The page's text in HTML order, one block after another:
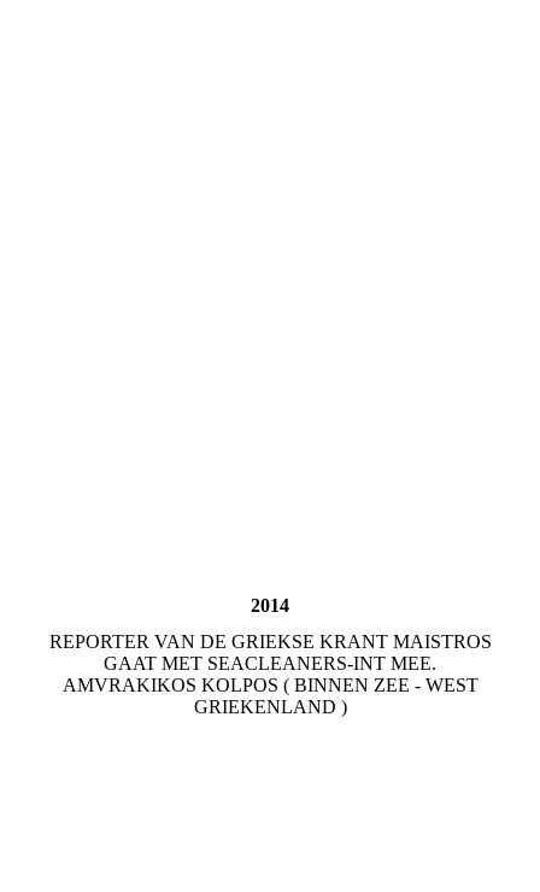
2014
REPORTER VAN DE GRIEKSE KRANT MAISTROS
GAAT MET SEACLEANERS-INT MEE.
AMVRAKIKOS KOLPOS ( BINNEN ZEE - WEST
GRIEKENLAND )